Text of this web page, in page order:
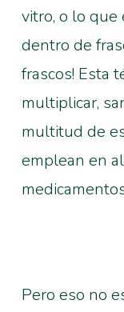
vitro, o lo que
dentro de
frascos! Esta
multiplicar,
multitud de
emplean en
Pero eso no